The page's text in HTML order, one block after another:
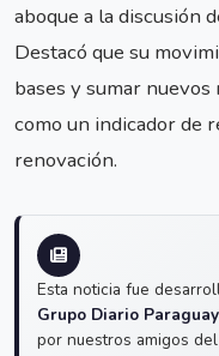
aboque a la discusión
Destacó que su
bases y sumar
como un indicador de
renovación.
Esta noticia fue
Grupo Diario
por nuestros amigos del